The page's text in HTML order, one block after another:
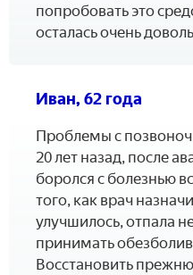
попробовать это
осталась очень
Иван, 62 года
Проблемы с
20 лет назад, после
боролся с болезнью
того, как врач
улучшилось, отпала
принимать
Восстановить